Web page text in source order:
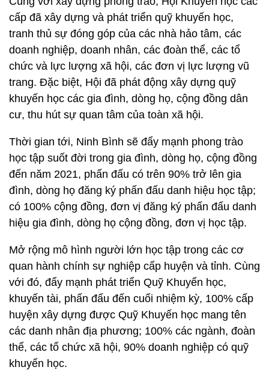
cấp đã xây dựng và phát triển quỹ khuyến học,
tranh thủ sự đóng góp của các nhà hảo tâm, các
doanh nghiệp, doanh nhân, các đoàn thể, các tổ
chức và lực lượng xã hội, các đơn vị lực lượng vũ
trang. Đặc biệt, Hội đã phát động xây dựng quỹ
khuyến học các gia đình, dòng họ, cộng đồng dân
cư, thu hút sự quan tâm của toàn xã hội.
Thời gian tới, Ninh Bình sẽ đẩy mạnh phong trào
học tập suốt đời trong gia đình, dòng họ, cộng đồng
đến năm 2021, phấn đấu có trên 90% trở lên gia
đình, dòng họ đăng ký phấn đấu danh hiệu học tập;
có 100% cộng đồng, đơn vị đăng ký phấn đấu danh
hiệu gia đình, dòng họ cộng đồng, đơn vị học tập.
Mở rộng mô hình người lớn học tập trong các cơ
quan hành chính sự nghiệp cấp huyện và tỉnh. Cùng
với đó, đẩy mạnh phát triển Quỹ Khuyến học,
khuyến tài, phấn đấu đến cuối nhiệm kỳ, 100% cấp
huyện xây dựng được Quỹ Khuyến học mang tên
các danh nhân địa phương; 100% các ngành, đoàn
thể, các tổ chức xã hội, 90% doanh nghiệp có quỹ
khuyến học.